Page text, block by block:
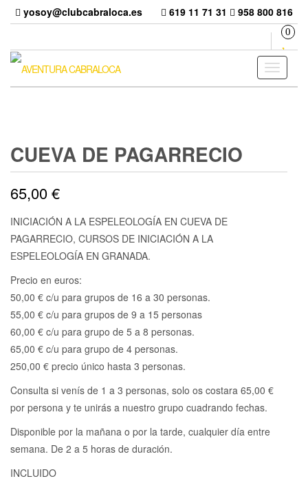
Skip
content
yosoy@clubcabraloca.es 619 11 71 31 958 800 816
0
Toggle
CUEVA DE PAGARRECIO
65,00€
INICIACIÓN A LA ESPELEOLOGÍA EN CUEVA DE
PAGARRECIO, CURSOS DE INICIACIÓN A LA
ESPELEOLOGÍA EN GRANADA.
Precio en euros:
50,00 € c/u para grupos de 16 a 30 personas.
55,00 € c/u para grupos de 9 a 15 personas
60,00 € c/u para grupo de 5 a 8 personas.
65,00 € c/u para grupo de 4 personas.
250,00 € precio único hasta 3 personas.
Consulta si venís de 1 a 3 personas, solo os costara 65,00 €
por persona y te unirás a nuestro grupo cuadrando fechas.
Disponible por la mañana o por la tarde, cualquier día entre
semana. De 2 a 5 horas de duración.
INCLUIDO